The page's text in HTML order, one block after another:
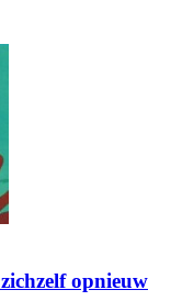
opnieuw